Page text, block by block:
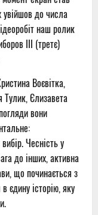
до числа
наш ролик
ІІІ (третє)
Воєвітка,
Єлизавета
вони
Чесність у
до інших, активна
що починається з
єдину історію, яку